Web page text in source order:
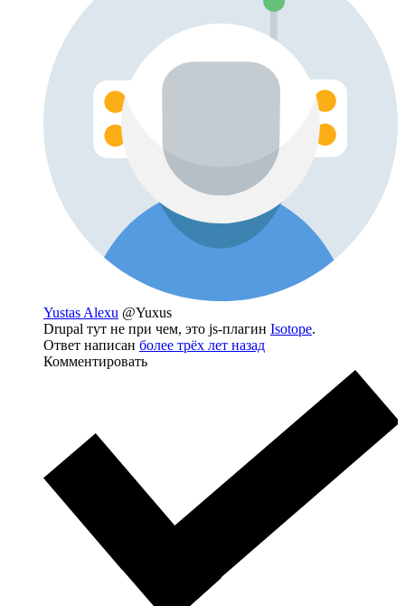
Yustas Alexu @Yuxus
Drupal тут не при чем, это js-плагин Isotope.
Ответ написан более трёх лет назад
Комментировать